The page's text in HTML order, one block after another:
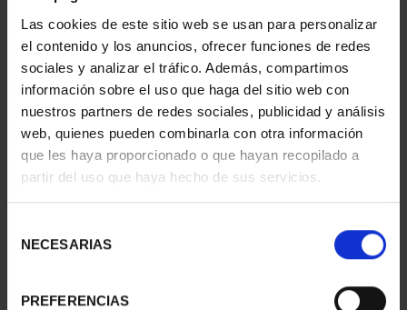
Las cookies de este sitio web se usan para personalizar
el contenido y los anuncios, ofrecer funciones de redes
sociales y analizar el tráfico. Además, compartimos
información sobre el uso que haga del sitio web con
nuestros partners de redes sociales, publicidad y análisis
web, quienes pueden combinarla con otra información
que les haya proporcionado o que hayan recopilado a
partir del uso que haya hecho de sus servicios.
NECESARIAS
PREFERENCIAS
PATRIMONIO
NACIONAL II - PALACIO
73,00 €